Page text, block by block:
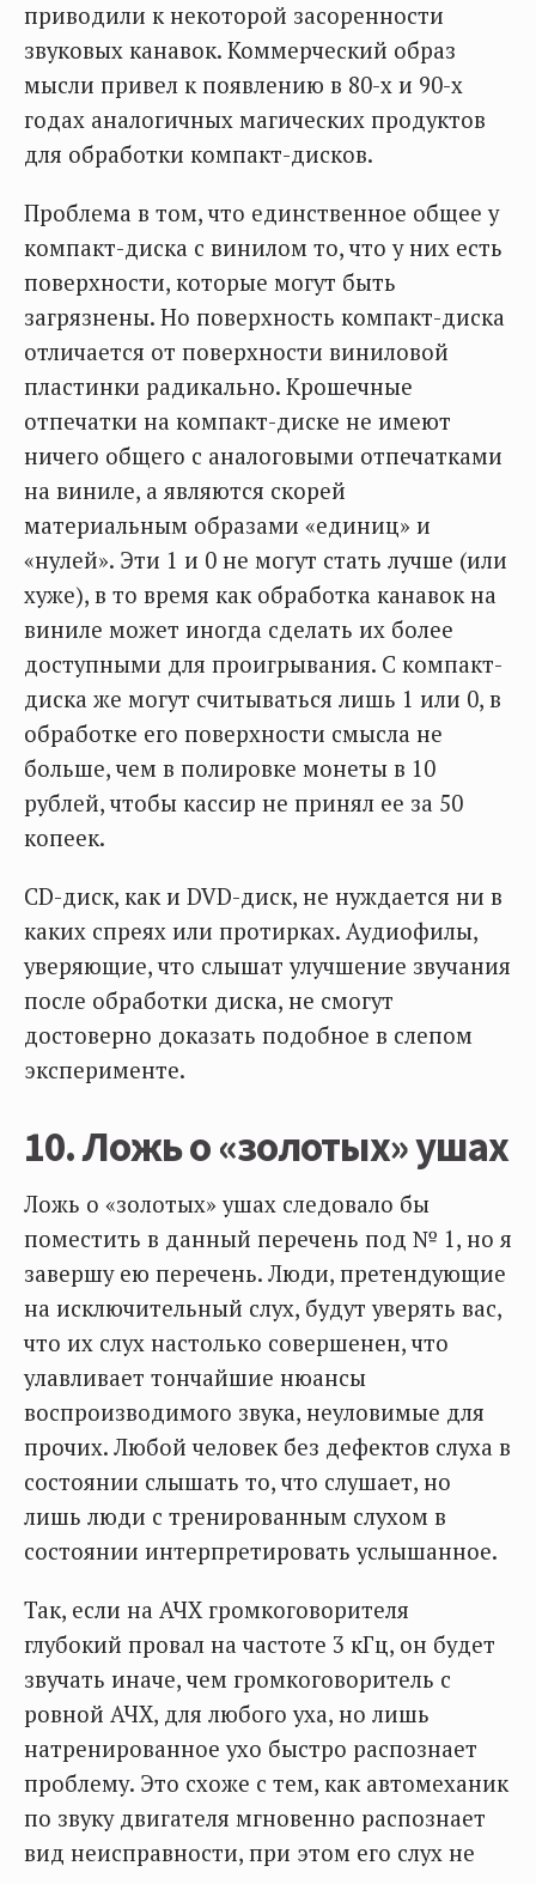
приводили к некоторой засоренности
звуковых канавок. Коммерческий образ
мысли привел к появлению в 80-х и 90-х
годах аналогичных магических продуктов
для обработки компакт-дисков.
Проблема в том, что единственное общее у
компакт-диска с винилом то, что у них есть
поверхности, которые могут быть
загрязнены. Но поверхность компакт-диска
отличается от поверхности виниловой
пластинки радикально. Крошечные
отпечатки на компакт-диске не имеют
ничего общего с аналоговыми отпечатками
на виниле, а являются скорей
материальным образами «единиц» и
«нулей». Эти 1 и 0 не могут стать лучше (или
хуже), в то время как обработка канавок на
виниле может иногда сделать их более
доступными для проигрывания. С компакт-
диска же могут считываться лишь 1 или 0, в
обработке его поверхности смысла не
больше, чем в полировке монеты в 10
рублей, чтобы кассир не принял ее за 50
копеек.
CD-диск, как и DVD-диск, не нуждается ни в
каких спреях или протирках. Аудиофилы,
уверяющие, что слышат улучшение звучания
после обработки диска, не смогут
достоверно доказать подобное в слепом
эксперименте.
10. Ложь о «золотых» ушах
Ложь о «золотых» ушах следовало бы
поместить в данный перечень под № 1, но я
завершу ею перечень. Люди, претендующие
на исключительный слух, будут уверять вас,
что их слух настолько совершенен, что
улавливает тончайшие нюансы
воспроизводимого звука, неуловимые для
прочих. Любой человек без дефектов слуха в
состоянии слышать то, что слушает, но
лишь люди с тренированным слухом в
состоянии интерпретировать услышанное.
Так, если на АЧХ громкоговорителя
глубокий провал на частоте 3 кГц, он будет
звучать иначе, чем громкоговоритель с
ровной АЧХ, для любого уха, но лишь
натренированное ухо быстро распознает
проблему. Это схоже с тем, как автомеханик
по звуку двигателя мгновенно распознает
вид неисправности, при этом его слух не